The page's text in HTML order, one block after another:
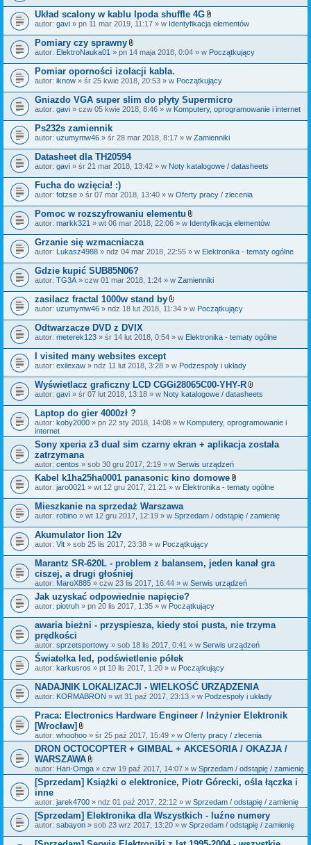
Układ scalony w kablu Ipoda shuffle 4G
Z
ł
c
z
i
k
i
autor: gavi » pn 11 mar 2019, 11:17 » w Identyfikacja elementów
Pomiary czy sprawny
Z
ł
ą
c
z
n
i
autor: ElektroNauka01 » pn 14 maja 2018, 0:04 » w Początkujący
Pomiar oporności izolacji kabla.
autor: iknow » śr 25 kwie 2018, 20:53 » w Początkujący
Gniazdo VGA super slim do płyty Supermicro
autor: gavi » czw 05 kwie 2018, 8:46 » w Komputery, oprogramowanie i internet
Ps232s zamiennik
autor: uzumymw46 » śr 28 mar 2018, 8:17 » w Zamienniki
Datasheet dla TH20594
autor: gavi » śr 21 mar 2018, 13:42 » w Noty katalogowe / datasheets
Fucha do wzięcia! :)
autor: fotzse » śr 07 mar 2018, 13:40 » w Oferty pracy / zlecenia
Pomoc w rozszyfrowaniu elementu
Z
ł
c
z
i
autor: markk321 » wt 06 mar 2018, 22:06 » w Identyfikacja elementów
Grzanie się wzmacniacza
autor: Lukasz4988 » ndz 04 mar 2018, 22:55 » w Elektronika - tematy ogólne
Gdzie kupić SUB85N06?
autor: TG3A » czw 01 mar 2018, 1:24 » w Zamienniki
zasilacz fractal 1000w stand by
Z
ł
c
z
i
i
autor: uzumymw46 » ndz 18 lut 2018, 11:34 » w Początkujący
Odtwarzacze DVD z DVIX
autor: meterek123 » śr 14 lut 2018, 0:54 » w Elektronika - tematy ogólne
I visited many websites except
autor: exilexaw » ndz 11 lut 2018, 3:28 » w Podzespoły i układy
Wyświetlacz graficzny LCD CGGi28065C00-YHY-R
Z
ł
c
n
i
autor: gavi » śr 07 lut 2018, 13:18 » w Noty katalogowe / datasheets
Laptop do gier 4000zł ?
autor: koby2000 » pn 22 sty 2018, 14:08 » w Komputery, oprogramowanie i
internet
Sony xperia z3 dual sim czarny ekran + aplikacja została
zatrzymana
autor: centos » sob 30 gru 2017, 2:19 » w Serwis urządzeń
Kabel k1ha25ha0001 panasonic kino domowe
Z
ł
c
z
i
autor: jaro0021 » wt 12 gru 2017, 21:21 » w Elektronika - tematy ogólne
Mieszkanie na sprzedaż Warszawa
autor: robino » wt 12 gru 2017, 12:19 » w Sprzedam / odstąpię / zamienię
Akumulator lion 12v
autor: Vlt » sob 25 lis 2017, 23:38 » w Początkujący
Marantz SR-620L - problem z balansem, jeden kanał gra
ciszej, a drugi głośniej
autor: MaroX885 » czw 23 lis 2017, 16:44 » w Serwis urządzeń
Jak uzyskać odpowiednie napięcie?
autor: piotruh » pn 20 lis 2017, 1:35 » w Początkujący
awaria bieżni - przyspiesza, kiedy stoi pusta, nie trzyma
prędkości
autor: sprzetsportowy » sob 18 lis 2017, 0:41 » w Serwis urządzeń
Światełka led, podświetlenie półek
autor: karkusros » pt 10 lis 2017, 1:20 » w Początkujący
NADAJNIK LOKALIZACJI - WIELKOŚĆ URZĄDZENIA
autor: KORMABRON » wt 31 paź 2017, 23:13 » w Podzespoły i układy
Praca: Electronics Hardware Engineer / Inżynier Elektronik
[Wrocław]
Z
a
ł
ą
c
z
k
i
autor: whoohoo » śr 25 paź 2017, 15:49 » w Oferty pracy / zlecenia
DRON OCTOCOPTER + GIMBAL + AKCESORIA / OKAZJA /
WARSZAWA
Z
a
ł
c
z
n
i
i
autor: Hari-Omga » czw 19 paź 2017, 14:07 » w Sprzedam / odstąpię / zamienię
[Sprzedam] Książki o elektronice, Piotr Górecki, ośla łączka i
inne
autor: jarek4700 » ndz 01 paź 2017, 22:12 » w Sprzedam / odstąpię / zamienię
[Sprzedam] Elektronika dla Wszystkich - luźne numery
autor: sabayon » sob 23 wrz 2017, 13:20 » w Sprzedam / odstąpię / zamienię